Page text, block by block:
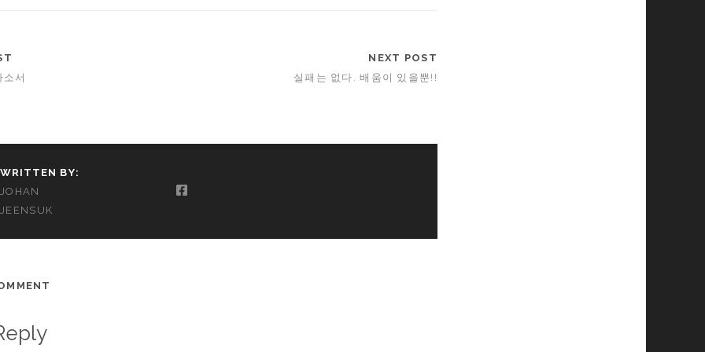
서
NEXT POST
실패는 없다. 배움이 있을뿐!!
WRITTEN BY:
JOHAN
JEENSUK